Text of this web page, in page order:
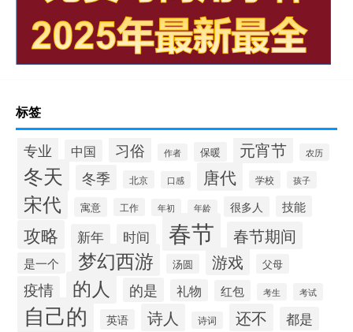
标签
专业 中国 习俗 作者 保暖 元宵节 农历
冬天 冬季 北京 口感 唐代 学校 孩子
宋代 寓意 工作 年初 年龄 很多人 技能
攻略 新年 时间 春节 春节期间
是一个 梦幻西游 汤圆 游戏 父母
疫情 的人 的是 礼物 红包 考生 考试
自己的 英语 诗人 诗词 还不 都是